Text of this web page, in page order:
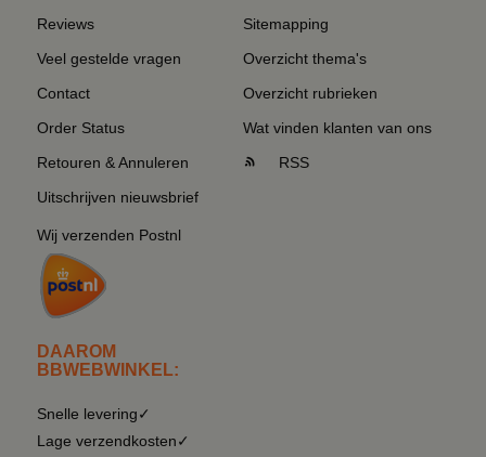
Reviews
Veel gestelde vragen
Contact
Order Status
Retouren & Annuleren
Uitschrijven nieuwsbrief
Wij verzenden Postnl
DAAROM
BBWEBWINKEL:
Snelle levering✓
Lage verzendkosten✓
Sitemapping
Overzicht thema's
Overzicht rubrieken
Wat vinden klanten van ons
RSS